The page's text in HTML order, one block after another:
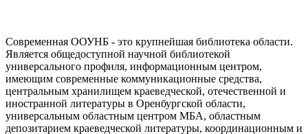
Современная ООУНБ - это крупнейшая библиотека области.
Является общедоступной научной библиотекой
универсального профиля, информационным центром,
имеющим современные коммуникационные средства,
центральным хранилищем краеведческой, отечественной и
иностранной литературы в Оренбургской области,
универсальным областным центром МБА, областным
депозитарием краеведческой литературы, координационным и